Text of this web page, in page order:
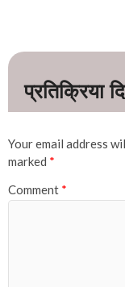
Your email address
marked *
Comment *